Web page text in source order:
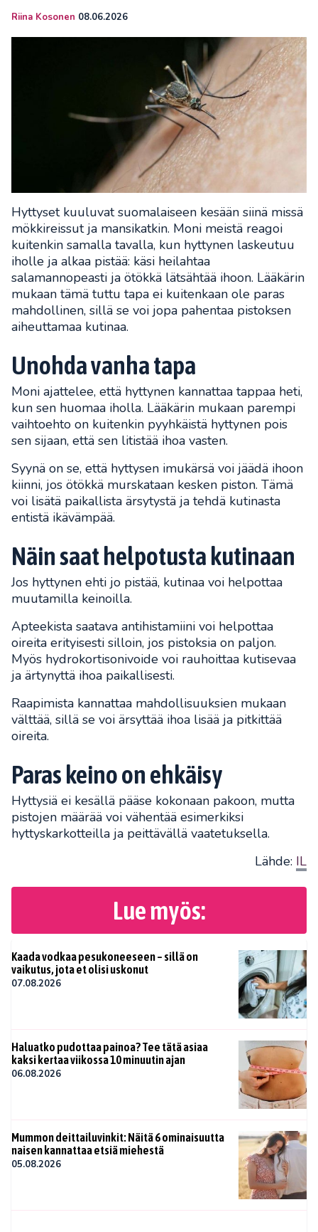
Riina Kosonen 08.06.2026
Hyttyset kuuluvat suomalaiseen kesään siinä missä
mökkireissut ja mansikatkin. Moni meistä reagoi
kuitenkin samalla tavalla, kun hyttynen laskeutuu
iholle ja alkaa pistää: käsi heilahtaa
salamannopeasti ja ötökkä lätsähtää ihoon. Lääkärin
mukaan tämä tuttu tapa ei kuitenkaan ole paras
mahdollinen, sillä se voi jopa pahentaa pistoksen
aiheuttamaa kutinaa.
Unohda vanha tapa
Moni ajattelee, että hyttynen kannattaa tappaa heti,
kun sen huomaa iholla. Lääkärin mukaan parempi
vaihtoehto on kuitenkin pyyhkäistä hyttynen pois
sen sijaan, että sen litistää ihoa vasten.
Syynä on se, että hyttysen imukärsä voi jäädä ihoon
kiinni, jos ötökkä murskataan kesken piston. Tämä
voi lisätä paikallista ärsytystä ja tehdä kutinasta
entistä ikävämpää.
Näin saat helpotusta kutinaan
Jos hyttynen ehti jo pistää, kutinaa voi helpottaa
muutamilla keinoilla.
Apteekista saatava antihistamiini voi helpottaa
oireita erityisesti silloin, jos pistoksia on paljon.
Myös hydrokortisonivoide voi rauhoittaa kutisevaa
ja ärtynyttä ihoa paikallisesti.
Raapimista kannattaa mahdollisuuksien mukaan
välttää, sillä se voi ärsyttää ihoa lisää ja pitkittää
oireita.
Paras keino on ehkäisy
Hyttysiä ei kesällä pääse kokonaan pakoon, mutta
pistojen määrää voi vähentää esimerkiksi
hyttyskarkotteilla ja peittävällä vaatetuksella.
Lähde: IL
Lue myös:
Kaada vodkaa pesukoneeseen – sillä on
vaikutus, jota et olisi uskonut
07.08.2026
Haluatko pudottaa painoa? Tee tätä asiaa
kaksi kertaa viikossa 10 minuutin ajan
06.08.2026
Mummon deittailuvinkit: Näitä 6 ominaisuutta
naisen kannattaa etsiä miehestä
05.08.2026